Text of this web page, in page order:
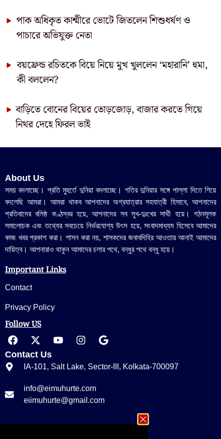
পাক অধিকৃত কাশ্মীরে ভোটে জিতলেন শিশুধর্ষণ ও
পাচারে অভিযুক্ত নেতা
বয়ফ্রেন্ড রচিতকে বিয়ে নিয়ে মুখ খুললেন ‘মহারানি’ হুমা,
কী বললেন?
বাড়িতে বোনের বিয়ের তোড়জোড়, বাজার করতে গিয়ে
নিথর দেহে ফিরল ভাই
About Us
সময় বদলাচ্ছে। প্রতি মুহুর্তে দুনিয়া বদলাচ্ছে। গতির দুনিয়ার সঙ্গে পাল্লা দিতে গিয়ে
বদলেছি আমরা। আমরা থাকব আপনাদের অগ্রযাত্রার সহযাত্রী হিসাবে, আপনাদের
প্রতিবাদের বলিষ্ঠ কণ্ঠস্বর হয়ে, আপনাদের সব সুখ-দুঃখের সাথী হয়ে। গঠনমূলক
সমালোচক এবং তথ্যের সবচেয়ে নির্ভরযোগ্য উ‍ৎস হয়ে, সংবাদমাধ্যম হিসেবে আমাদের
কাজ খবর প্রকাশ করা। শাসন করা নয়, শাসকদের জবাবদিহির আওতায় আনাই আমাদের
দায়িত্ব। আপনারাও থাকুন আমাদের চলার পথে, বন্ধুর পথে বন্ধু হয়ে।
Important Links
Contact
Privacy Policy
Follow US
Contact Us
IA-101, Salt Lake, Sector-III, Kolkata-700097
info@eimuhurte.com
eiimuhurte@gmail.com